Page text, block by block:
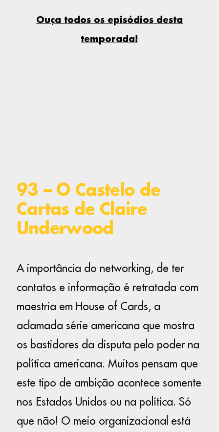
Ouça todos os episódios desta
temporada!
93 – O Castelo de
Cartas de Claire
Underwood
A importância do networking, de ter
contatos e informação é retratada com
maestria em House of Cards, a
aclamada série americana que mostra
os bastidores da disputa pelo poder na
política americana. Muitos pensam que
este tipo de ambição acontece somente
nos Estados Unidos ou na política. Só
que não! O meio organizacional está